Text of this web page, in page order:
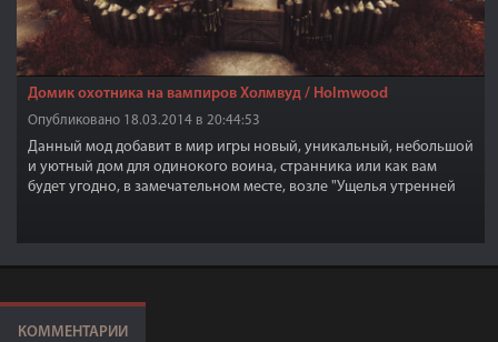
Домик охотника на вампиров Холмвуд / Holmwood
Опубликовано 18.03.2014 в 20:44:53
Данный мод добавит в мир игры новый, уникальный, небольшой
и уютный дом для одинокого воина, странника или как вам
будет угодно, в замечательном месте, возле "Ущелья утренней
КОММЕНТАРИИ